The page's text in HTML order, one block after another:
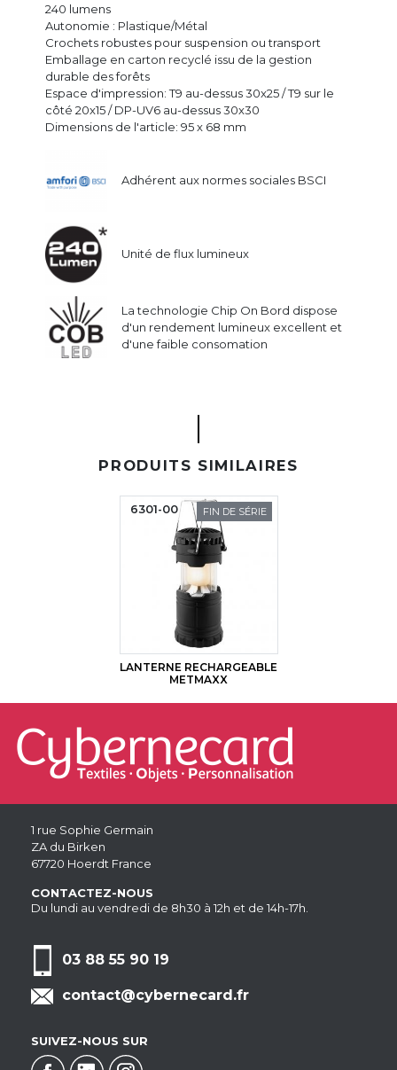
240 lumens
Autonomie : Plastique/Métal
Crochets robustes pour suspension ou transport
Emballage en carton recyclé issu de la gestion
durable des forêts
Espace d'impression: T9 au-dessus 30x25 / T9 sur le
côté 20x15 / DP-UV6 au-dessus 30x30
Dimensions de l'article: 95 x 68 mm
Adhérent aux normes sociales BSCI
Unité de flux lumineux
La technologie Chip On Bord dispose
d'un rendement lumineux excellent et
d'une faible consomation
PRODUITS SIMILAIRES
FIN DE SÉRIE
LANTERNE RECHARGEABLE
METMAXX
6301-00
1 rue Sophie Germain
ZA du Birken
67720 Hoerdt France
CONTACTEZ-NOUS
Du lundi au vendredi de 8h30 à 12h et de 14h-17h.
03 88 55 90 19
contact@cybernecard.fr
SUIVEZ-NOUS SUR